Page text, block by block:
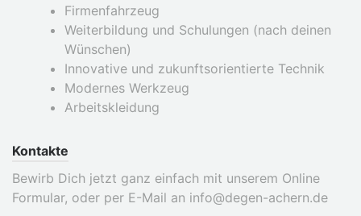
Firmenfahrzeug
Weiterbildung und Schulungen (nach deinen
Wünschen)
Innovative und zukunftsorientierte Technik
Modernes Werkzeug
Arbeitskleidung
Kontakte
Bewirb Dich jetzt ganz einfach mit unserem Online
Formular, oder per E-Mail an info@degen-achern.de